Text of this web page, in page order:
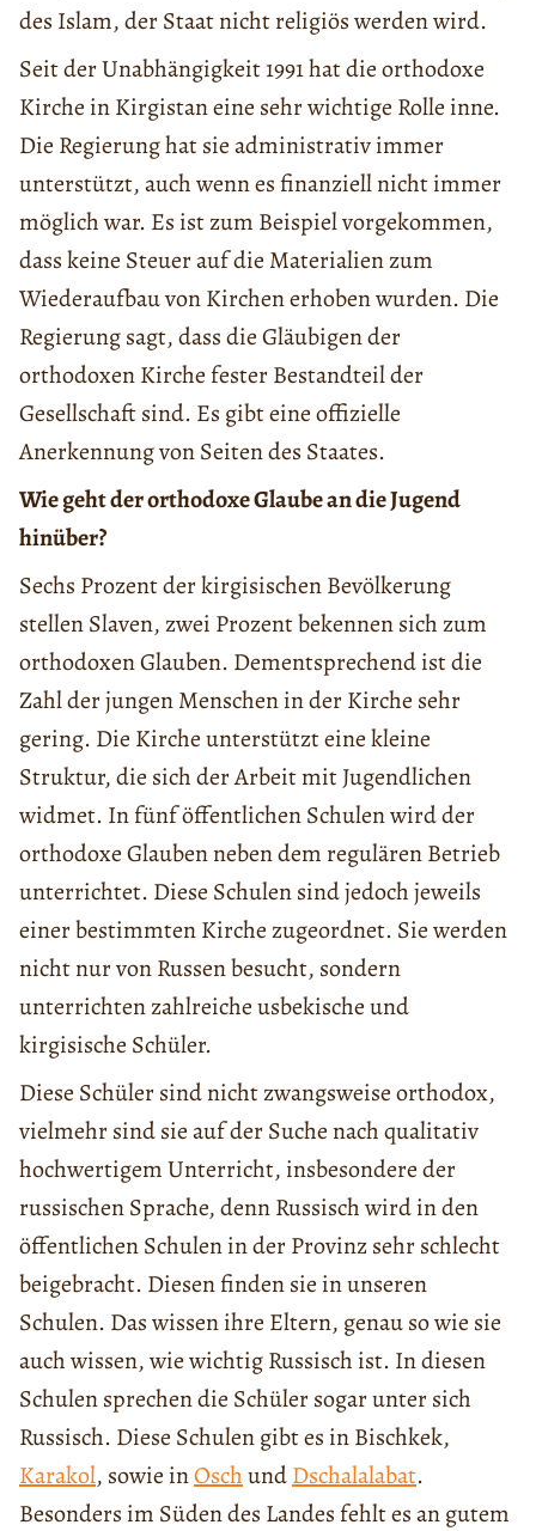
des Islam, der Staat nicht religiös werden wird.
Seit der Unabhängigkeit 1991 hat die orthodoxe
Kirche in Kirgistan eine sehr wichtige Rolle inne.
Die Regierung hat sie administrativ immer
unterstützt, auch wenn es finanziell nicht immer
möglich war. Es ist zum Beispiel vorgekommen,
dass keine Steuer auf die Materialien zum
Wiederaufbau von Kirchen erhoben wurden. Die
Regierung sagt, dass die Gläubigen der
orthodoxen Kirche fester Bestandteil der
Gesellschaft sind. Es gibt eine offizielle
Anerkennung von Seiten des Staates.
Wie geht der orthodoxe Glaube an die Jugend
hinüber?
Sechs Prozent der kirgisischen Bevölkerung
stellen Slaven, zwei Prozent bekennen sich zum
orthodoxen Glauben. Dementsprechend ist die
Zahl der jungen Menschen in der Kirche sehr
gering. Die Kirche unterstützt eine kleine
Struktur, die sich der Arbeit mit Jugendlichen
widmet. In fünf öffentlichen Schulen wird der
orthodoxe Glauben neben dem regulären Betrieb
unterrichtet. Diese Schulen sind jedoch jeweils
einer bestimmten Kirche zugeordnet. Sie werden
nicht nur von Russen besucht, sondern
unterrichten zahlreiche usbekische und
kirgisische Schüler.
Diese Schüler sind nicht zwangsweise orthodox,
vielmehr sind sie auf der Suche nach qualitativ
hochwertigem Unterricht, insbesondere der
russischen Sprache, denn Russisch wird in den
öffentlichen Schulen in der Provinz sehr schlecht
beigebracht. Diesen finden sie in unseren
Schulen. Das wissen ihre Eltern, genau so wie sie
auch wissen, wie wichtig Russisch ist. In diesen
Schulen sprechen die Schüler sogar unter sich
Russisch. Diese Schulen gibt es in Bischkek,
Karakol, sowie inOschundDschalalabat.
Besonders im Süden des Landes fehlt es an gutem